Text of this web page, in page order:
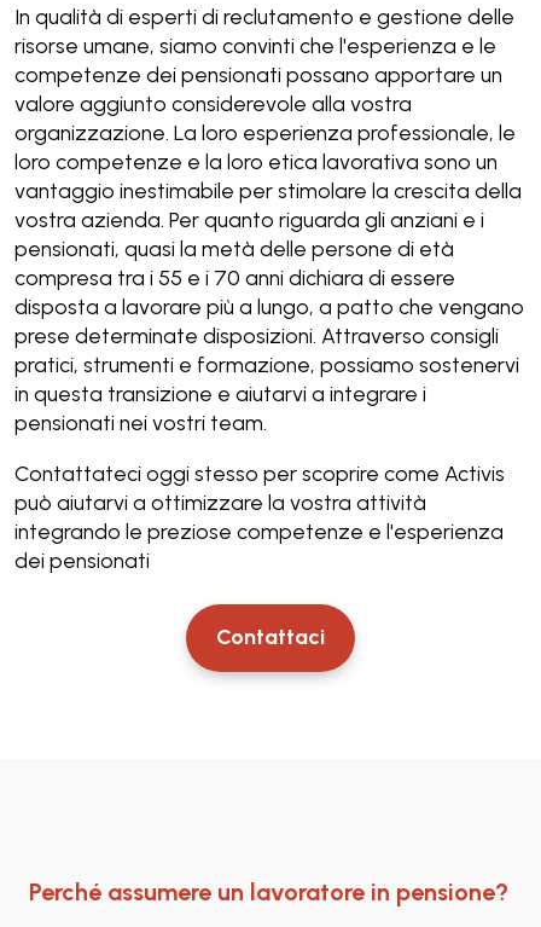
In qualità di esperti di reclutamento e gestione delle
risorse umane, siamo convinti che l'esperienza e le
competenze dei pensionati possano apportare un
valore aggiunto considerevole alla vostra
organizzazione. La loro esperienza professionale, le
loro competenze e la loro etica lavorativa sono un
vantaggio inestimabile per stimolare la crescita della
vostra azienda. Per quanto riguarda gli anziani e i
pensionati, quasi la metà delle persone di età
compresa tra i 55 e i 70 anni dichiara di essere
disposta a lavorare più a lungo, a patto che vengano
prese determinate disposizioni. Attraverso consigli
pratici, strumenti e formazione, possiamo sostenervi
in questa transizione e aiutarvi a integrare i
pensionati nei vostri team.
Contattateci oggi stesso per scoprire come Activis
può aiutarvi a ottimizzare la vostra attività
integrando le preziose competenze e l'esperienza
dei pensionati
Contattaci
Perché assumere un lavoratore in pensione?